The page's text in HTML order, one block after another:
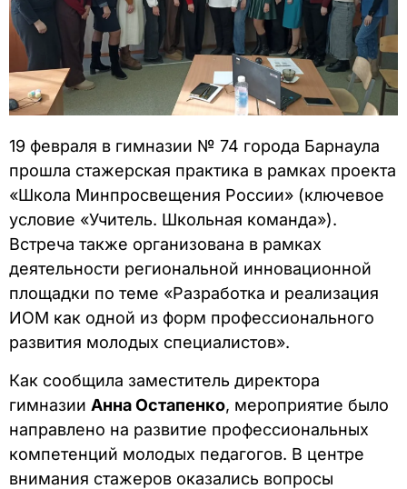
19 февраля в гимназии № 74 города Барнаула
прошла стажерская практика в рамках проекта
«Школа Минпросвещения России» (ключевое
условие «Учитель. Школьная команда»).
Встреча также организована в рамках
деятельности региональной инновационной
площадки по теме «Разработка и реализация
ИОМ как одной из форм профессионального
развития молодых специалистов».
Как сообщила заместитель директора
гимназии Анна Остапенко, мероприятие было
направлено на развитие профессиональных
компетенций молодых педагогов. В центре
внимания стажеров оказались вопросы